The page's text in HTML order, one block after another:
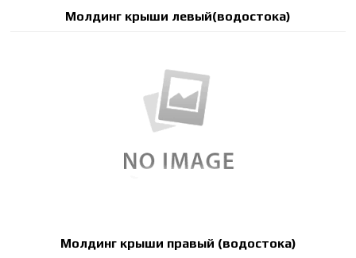
Молдинг крыши левый(водостока)
Молдинг крыши правый (водостока)